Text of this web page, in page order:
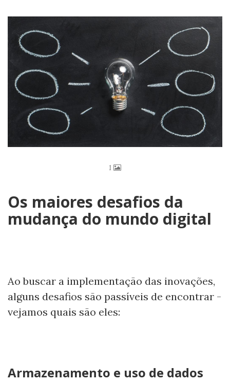
1
Os maiores desafios da
mudança do mundo digital
Ao buscar a implementação das inovações,
alguns desafios são passíveis de encontrar -
vejamos quais são eles:
Armazenamento e uso de dados